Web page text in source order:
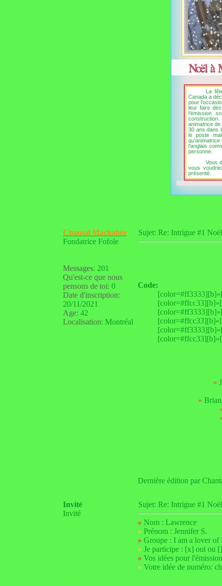
Noël à
La
Canada a
pour
leur faire
l'émission
construction.
animatrice
30 ans dans
le poste
qu'animatrice
l'anglais
personne.
Vous
vous
présenté.
Chantal Machabée
Fondatrice Fofole
Messages: 201
Qu'est-ce que nous
pensons de toi: 0
Date d'inscription:
20/11/2021
Age: 42
Localisation: Montréal
Sujet: Re: Intrigue #1
Code:
»
»
Dernière édition par
Invité
Invité
Sujet: Re: Intrigue #1
» Nom : Lawrence
» Prénom : Jennifer S.
» Groupe : I am a lover of
» Je participe : [x] oui ou
» Vos idées pour
» Votre idée de numéro: